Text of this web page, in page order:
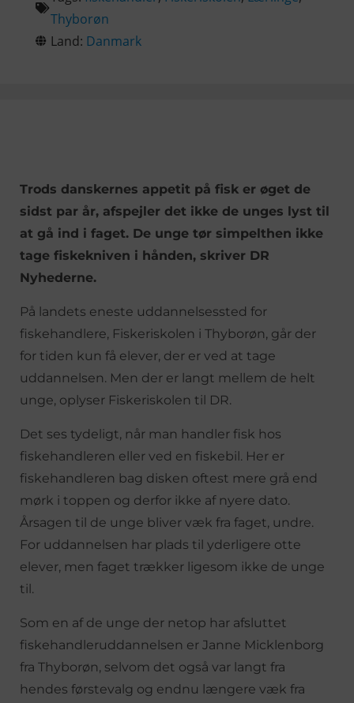
Thyborøn
Land: Danmark
Trods danskernes appetit på fisk er øget de
sidst par år, afspejler det ikke de unges lyst til
at gå ind i faget. De unge tør simpelthen ikke
tage fiskekniven i hånden, skriver DR
Nyhederne.
På landets eneste uddannelsessted for
fiskehandlere, Fiskeriskolen i Thyborøn, går der
for tiden kun få elever, der er ved at tage
uddannelsen. Men der er langt mellem de helt
unge, oplyser Fiskeriskolen til DR.
Det ses tydeligt, når man handler fisk hos
fiskehandleren eller ved en fiskebil. Her er
fiskehandleren bag disken oftest mere grå end
mørk i toppen og derfor ikke af nyere dato.
Årsagen til de unge bliver væk fra faget, undre.
For uddannelsen har plads til yderligere otte
elever, men faget trækker ligesom ikke de unge
til.
Som en af de unge der netop har afsluttet
fiskehandleruddannelsen er Janne Micklenborg
fra Thyborøn, selvom det også var langt fra
hendes førstevalg og endnu længere væk fra